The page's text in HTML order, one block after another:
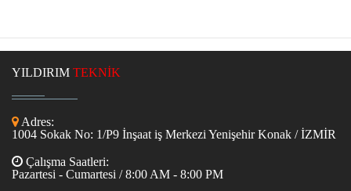
YILDIRIM TEKNİK
Adres:
1004 Sokak No: 1/P9 İnşaat iş Merkezi Yenişehir Konak / İZMİR
Çalışma Saatleri:
Pazartesi - Cumartesi / 8:00 AM - 8:00 PM